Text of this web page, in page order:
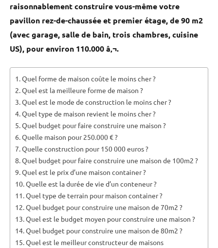
raisonnablement construire vous-même votre
pavillon rez-de-chaussée et premier étage, de 90 m2
(avec garage, salle de bain, trois chambres, cuisine
US), pour environ 110.000 â‚¬.
Quel forme de maison coûte le moins cher ?
Quel est la meilleure forme de maison ?
Quel est le mode de construction le moins cher ?
Quel type de maison revient le moins cher ?
Quel budget pour faire construire une maison ?
Quelle maison pour 250.000 € ?
Quelle construction pour 150 000 euros ?
Quel budget pour faire construire une maison de 100m2 ?
Quel est le prix d’une maison container ?
Quelle est la durée de vie d’un conteneur ?
Quel type de terrain pour maison container ?
Quel budget pour construire une maison de 70m2 ?
Quel est le budget moyen pour construire une maison ?
Quel budget pour construire une maison de 80m2 ?
Quel est le meilleur constructeur de maisons